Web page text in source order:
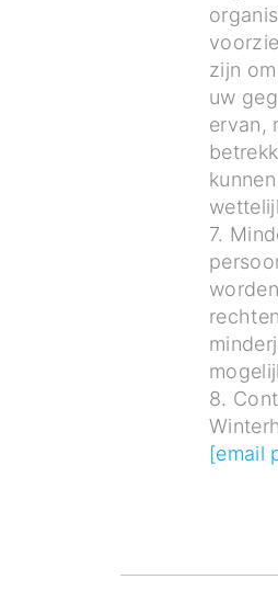
zijn
uw
ervan,
7.
8.
[email